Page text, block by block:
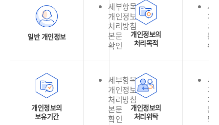
일반 개인정보
세부항목은
개인정보
처리방침
본문
확인
개인정보의
처리목적
세
개
처
본
확
개인정보의
보유기간
세부항목은
개인정보
처리방침
본문
확인
개인정보의
처리위탁
세
개
처
본
확